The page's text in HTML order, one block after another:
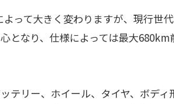
って大きく変わりますが、現行世
となり、仕様によっては最大680km
テリー、ホイール、タイヤ、ボディ